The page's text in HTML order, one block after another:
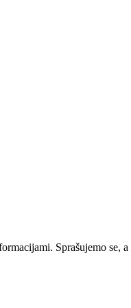
Sprašujemo se,